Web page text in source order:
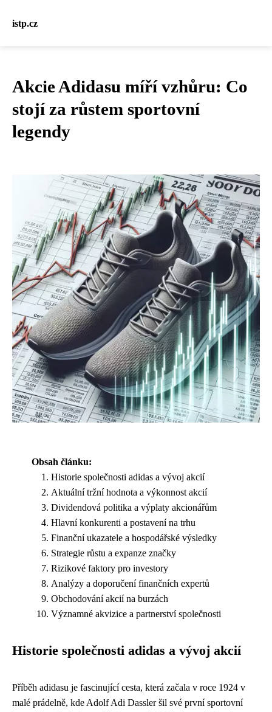
istp.cz
Akcie Adidasu míří vzhůru: Co
stojí za růstem sportovní
legendy
Obsah článku:
Historie společnosti adidas a vývoj akcií
Aktuální tržní hodnota a výkonnost akcií
Dividendová politika a výplaty akcionářům
Hlavní konkurenti a postavení na trhu
Finanční ukazatele a hospodářské výsledky
Strategie růstu a expanze značky
Rizikové faktory pro investory
Analýzy a doporučení finančních expertů
Obchodování akcií na burzách
Významné akvizice a partnerství společnosti
Historie společnosti adidas a vývoj akcií
Příběh adidasu je fascinující cesta, která začala v roce 1924 v
malé prádelně, kde Adolf Adi Dassler šil své první sportovní